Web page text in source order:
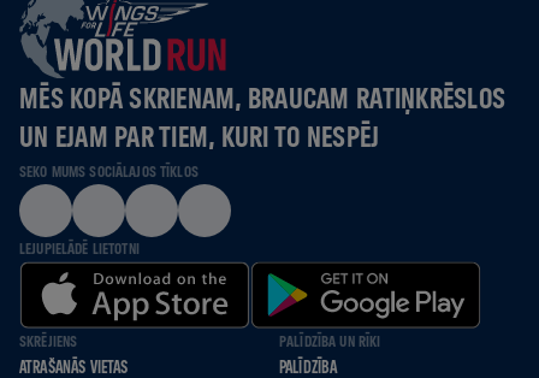
MĒS KOPĀ SKRIENAM, BRAUCAM RATIŅKRĒSLOS
UN EJAM PAR TIEM, KURI TO NESPĒJ
SEKO MUMS SOCIĀLAJOS TĪKLOS
LEJUPIELĀDĒ LIETOTNI
SKRĒJIENS
ATRAŠANĀS VIETAS
PALĪDZĪBA UN RĪKI
PALĪDZĪBA